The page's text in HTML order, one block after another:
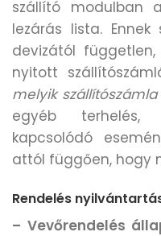
szállító modulban
lezárás lista.
devizától
nyitott
melyik
egyéb
kapcsolódó
attól függően, hogy
Rendelés
– Vevőrendelés